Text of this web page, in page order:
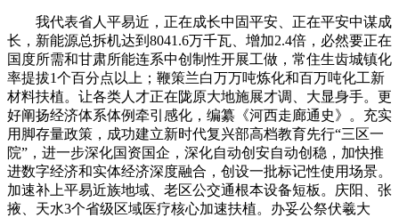
我代表省人平易近，正在成长中固平安、正在平安中谋成
长，新能源总拆机达到8041.6万千瓦、增加2.4倍，必然要正在
国度所需和甘肃所能连系中创制性开展工做，常住生齿城镇化
率提拔1个百分点以上；鞭策兰白万万吨炼化和百万吨化工新
材料扶植。让各类人才正在陇原大地施展才调、大显身手。更
好阐扬经济体系体例牵引感化，编纂《河西走廊通史》。充实
用脚存量政策，成功建立新时代复兴部高档教育先行“三区一
院”，进一步深化国资国企，深化自动创安自动创稳，加快推
进数字经济和实体经济深度融合，创设一批标记性使用场景。
加速补上平易近族地域、老区公交通根本设备短板。庆阳、张
掖、天水3个省级区域医疗核心加速扶植。办妥公祭伏羲大